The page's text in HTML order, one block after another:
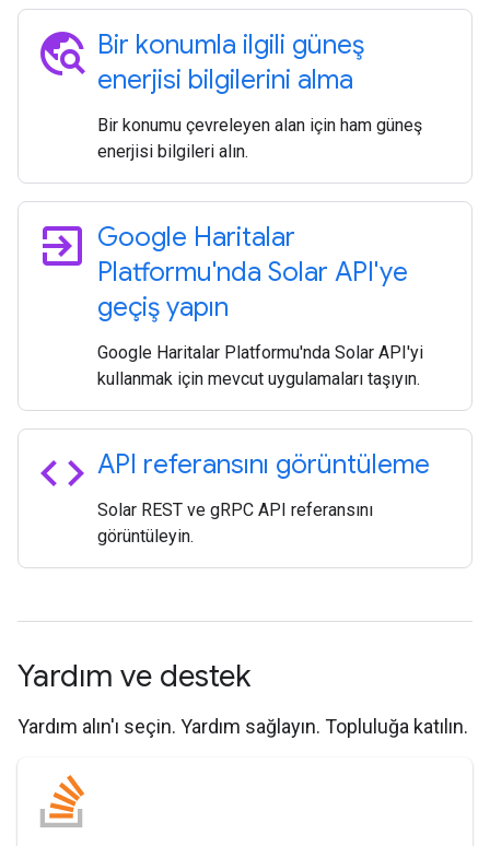
travel_explore Bir konumla ilgili güneş
enerjisi bilgilerini alma
Bir konumu çevreleyen alan için ham güneş
enerjisi bilgileri alın.
exit_to_app Google Haritalar
Platformu'nda Solar API'ye
geçiş yapın
Google Haritalar Platformu'nda Solar API'yi
kullanmak için mevcut uygulamaları taşıyın.
code API referansını görüntüleme
Solar REST ve gRPC API referansını
görüntüleyin.
Yardım ve destek
Yardım alın'ı seçin. Yardım sağlayın. Topluluğa katılın.